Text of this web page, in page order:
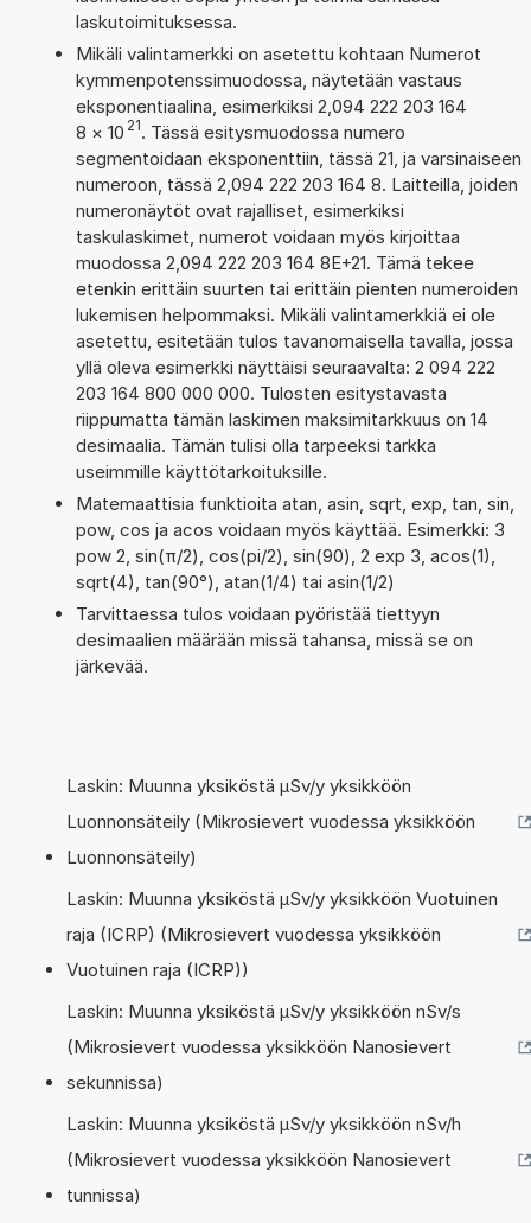
laskutoimituksessa.
Mikäli valintamerkki on asetettu kohtaan Numerot
kymmenpotenssimuodossa, näytetään vastaus
eksponentiaalina, esimerkiksi 2,094 222 203 164
8 × 10 21. Tässä esitysmuodossa numero
segmentoidaan eksponenttiin, tässä 21, ja varsinaiseen
numeroon, tässä 2,094 222 203 164 8. Laitteilla, joiden
numeronäytöt ovat rajalliset, esimerkiksi
taskulaskimet, numerot voidaan myös kirjoittaa
muodossa 2,094 222 203 164 8E+21. Tämä tekee
etenkin erittäin suurten tai erittäin pienten numeroiden
lukemisen helpommaksi. Mikäli valintamerkkiä ei ole
asetettu, esitetään tulos tavanomaisella tavalla, jossa
yllä oleva esimerkki näyttäisi seuraavalta: 2 094 222
203 164 800 000 000. Tulosten esitystavasta
riippumatta tämän laskimen maksimitarkkuus on 14
desimaalia. Tämän tulisi olla tarpeeksi tarkka
useimmille käyttötarkoituksille.
Matemaattisia funktioita atan, asin, sqrt, exp, tan, sin,
pow, cos ja acos voidaan myös käyttää. Esimerkki: 3
pow 2, sin(π/2), cos(pi/2), sin(90), 2 exp 3, acos(1),
sqrt(4), tan(90°), atan(1/4) tai asin(1/2)
Tarvittaessa tulos voidaan pyöristää tiettyyn
desimaalien määrään missä tahansa, missä se on
järkevää.
Laskin: Muunna yksiköstä µSv/y yksikköön
Luonnonsäteily (Mikrosievert vuodessa yksikköön
Luonnonsäteily)
Laskin: Muunna yksiköstä µSv/y yksikköön Vuotuinen
raja (ICRP) (Mikrosievert vuodessa yksikköön
Vuotuinen raja (ICRP))
Laskin: Muunna yksiköstä µSv/y yksikköön nSv/s
(Mikrosievert vuodessa yksikköön Nanosievert
sekunnissa)
Laskin: Muunna yksiköstä µSv/y yksikköön nSv/h
(Mikrosievert vuodessa yksikköön Nanosievert
tunnissa)